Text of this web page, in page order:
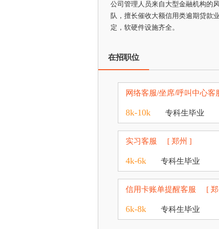
公司管理人员来自大型金融机构的
队，擅长催收大额信用类逾期贷款
定，软硬件设施齐全。
在招职位
网络客服/坐席/呼叫中心客
8k-10k 专科生毕业
实习客服 [ 郑州 ]
4k-6k 专科生毕业
信用卡账单提醒客服 [
6k-8k 专科生毕业